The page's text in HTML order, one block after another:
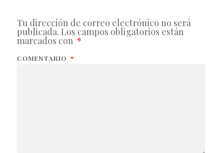
Tu dirección de correo electrónico no será
publicada. Los campos obligatorios están
marcados con *
COMENTARIO *